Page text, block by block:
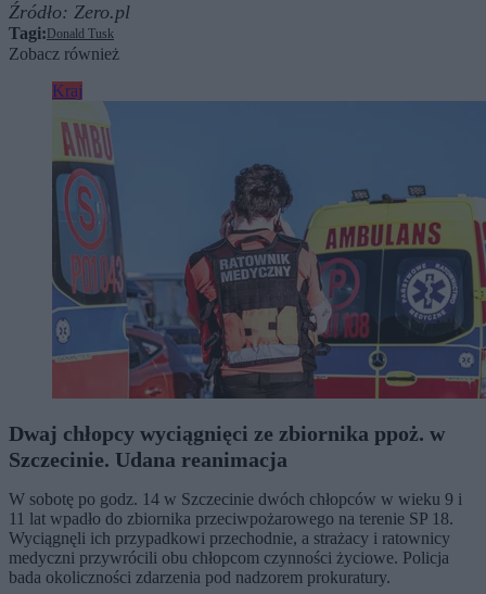
Źródło: Zero.pl
Tagi: Donald Tusk
Zobacz również
Kraj
Dwaj chłopcy wyciągnięci ze zbiornika ppoż. w
Szczecinie. Udana reanimacja
W sobotę po godz. 14 w Szczecinie dwóch chłopców w wieku 9 i
11 lat wpadło do zbiornika przeciwpożarowego na terenie SP 18.
Wyciągnęli ich przypadkowi przechodnie, a strażacy i ratownicy
medyczni przywrócili obu chłopcom czynności życiowe. Policja
bada okoliczności zdarzenia pod nadzorem prokuratury.